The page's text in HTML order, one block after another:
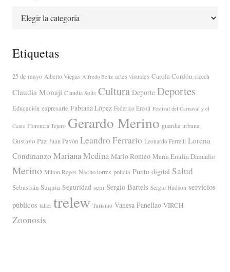
Categorías
Etiquetas
25 de mayo Alberto Viegas Alfredo Beliz artes visuales Carola Cordón cicech
Claudia Monají Claudia Solis Cultura Deporte Deportes
Educación expresarte Fabiana López Federico Ercoli Festival del Carnaval y el
Canto Florencia Tejero Gerardo Merino guardia urbana
Gustavo Paz Juan Pavón Leandro Ferrario Leonardo Ferrelli Lorena
Condinanzo Mariana Medina Mario Romeo María Emilia Damadio
Merino Milton Reyes Nacho torres policía Punto digital Salud
Sebastián Suquia Seguridad sem Sergio Bartels Sergio Hudson servicios
públicos taller trelew Turismo Vanesa Panellao VIRCH
Zoonosis